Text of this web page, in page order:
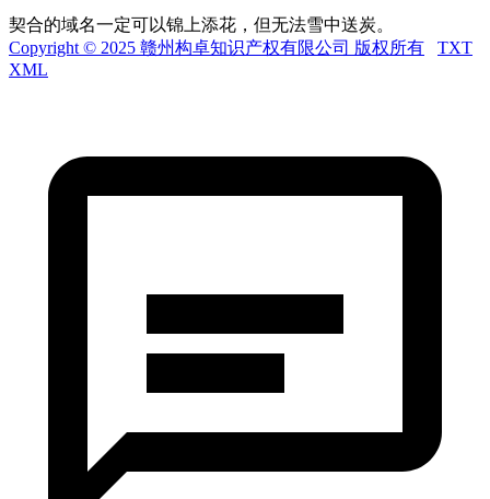
契合的域名一定可以锦上添花，但无法雪中送炭。
Copyright © 2025 赣州构卓知识产权有限公司 版权所有
TXT
XML